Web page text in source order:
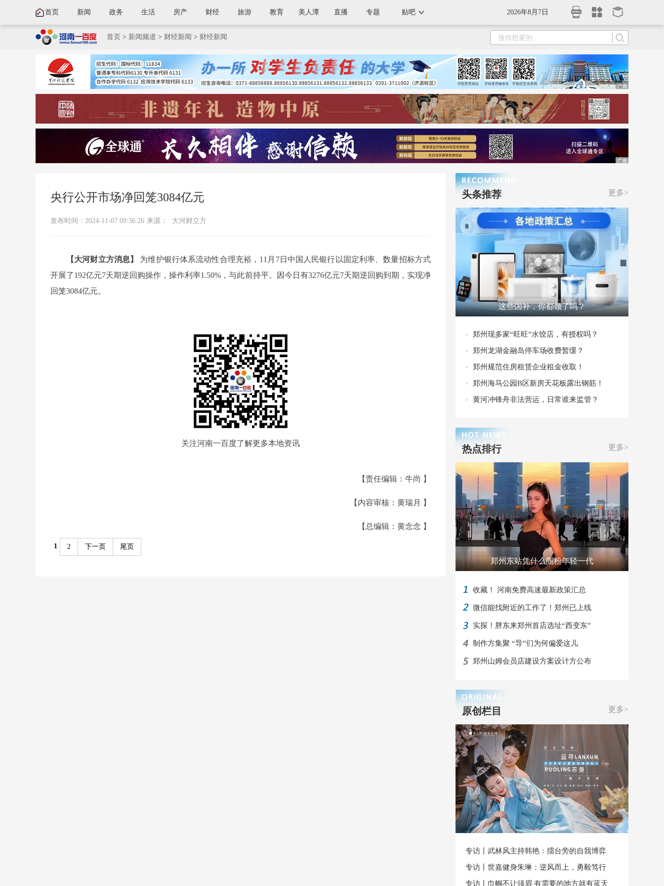
2026年8月7日
首页 新闻 政务 生活 房产 财经 旅游 教育 美人潭 直播 专题 贴吧
首页 > 新闻频道 > 财经新闻 > 财经新闻
央行公开市场净回笼3084亿元
发布时间：2024-11-07 09:36:26 来源： 大河财立方
【大河财立方消息】
为维护银行体系流动性合理充裕，11月7日中国人民银行以固定利率、数量招标方式
开展了192亿元7天期逆回购操作，操作利率1.50%，与此前持平。因今日有3276亿元7天期逆回购到期，实现净
回笼3084亿元。
关注河南一百度了解更多本地资讯
【责任编辑：牛尚 】
【内容审核：黄瑞月 】
【总编辑：黄念念 】
1 2 下一页 尾页
更多>
头条推荐
这些国补，你都领了吗？
郑州现多家“旺旺”水饺店，有授权吗？
郑州龙湖金融岛停车场收费暂缓？
郑州规范住房租赁企业租金收取！
郑州海马公园B区新房天花板露出钢筋！
黄河冲锋舟非法营运，日常谁来监管？
更多>
热点排行
郑州东站凭什么圈粉年轻一代
收藏！ 河南免费高速最新政策汇总
微信能找附近的工作了！郑州已上线
实探！胖东来郑州首店选址“西变东”
制作方集聚 “导”们为何偏爱这儿
郑州山姆会员店建设方案设计方公布
更多>
原创栏目
专访丨武林风主持韩艳：擂台旁的自我博弈
专访丨世嘉健身朱琳：逆风而上，勇毅笃行
专访丨巾帼不让须眉 有需要的地方就有蓝天